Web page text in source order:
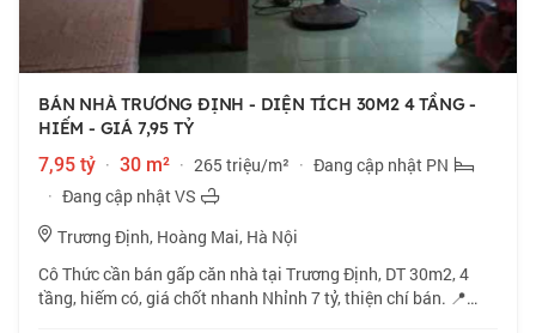
BÁN NHÀ TRƯƠNG ĐỊNH - DIỆN TÍCH 30M2 4 TẦNG -
HIẾM - GIÁ 7,95 TỶ
7,95 tỷ · 30 m² · 265 triệu/m² · Đang cập nhật PN
· Đang cập nhật VS
Trương Định, Hoàng Mai, Hà Nội
Cô Thức cần bán gấp căn nhà tại Trương Định, DT 30m2, 4
tầng, hiếm có, giá chốt nhanh Nhỉnh 7 tỷ, thiện chí bán. 📍